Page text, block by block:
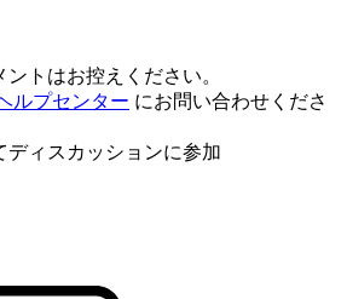
トはお控えください。
ルプセンター にお問い合わせくださ
ディスカッションに参加